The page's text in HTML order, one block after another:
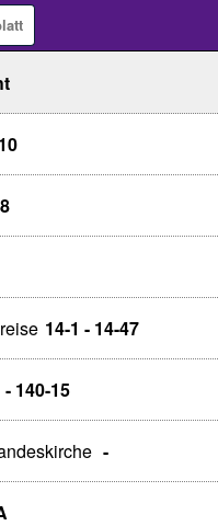
14-1 - 14-47
- 140-15
-